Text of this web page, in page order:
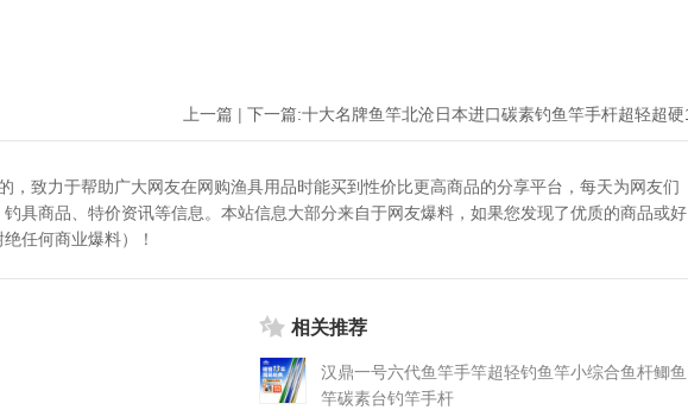
上一篇 | 下一篇:
，致力于帮助广大网友在网购渔具用品时能买到性价比更高商品的分享平台，每天为网友们
具商品、特价资讯等信息。本站信息大部分来自于网友爆料，如果您发现了优质的商品或好
任何商业爆料）！
相关推荐
汉鼎一号六代鱼竿手竿超轻钓鱼竿小综合鱼杆鲫鱼
竿碳素台钓竿手杆